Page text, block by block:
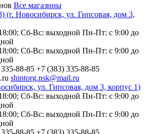
Все магазины
(г. Новосибирск, ул. Гипсовая, дом 3,
Пн-Пт: с 9:00 до
Пн-Пт: с 9:00 до
+7 (383) 335-88-85
shintorg.nsk@mail.ru
ул. Гипсовая, дом 3, корпус 1)
Пн-Пт: с 9:00 до
Пн-Пт: с 9:00 до
+7 (383) 335-88-85